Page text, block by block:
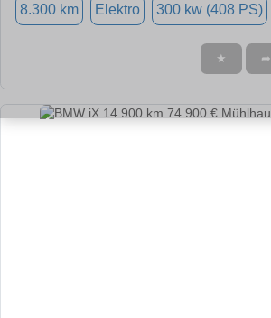
8.300 km Elektro 300 kw (408 PS)
★ ➦